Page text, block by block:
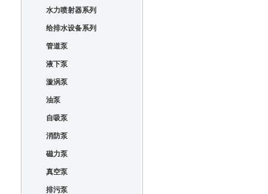
水力喷射器系列
给排水设备系列
管道泵
液下泵
漩涡泵
油泵
自吸泵
消防泵
磁力泵
真空泵
排污泵